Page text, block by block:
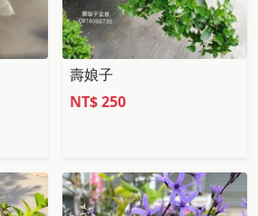
壽娘子
NT$250